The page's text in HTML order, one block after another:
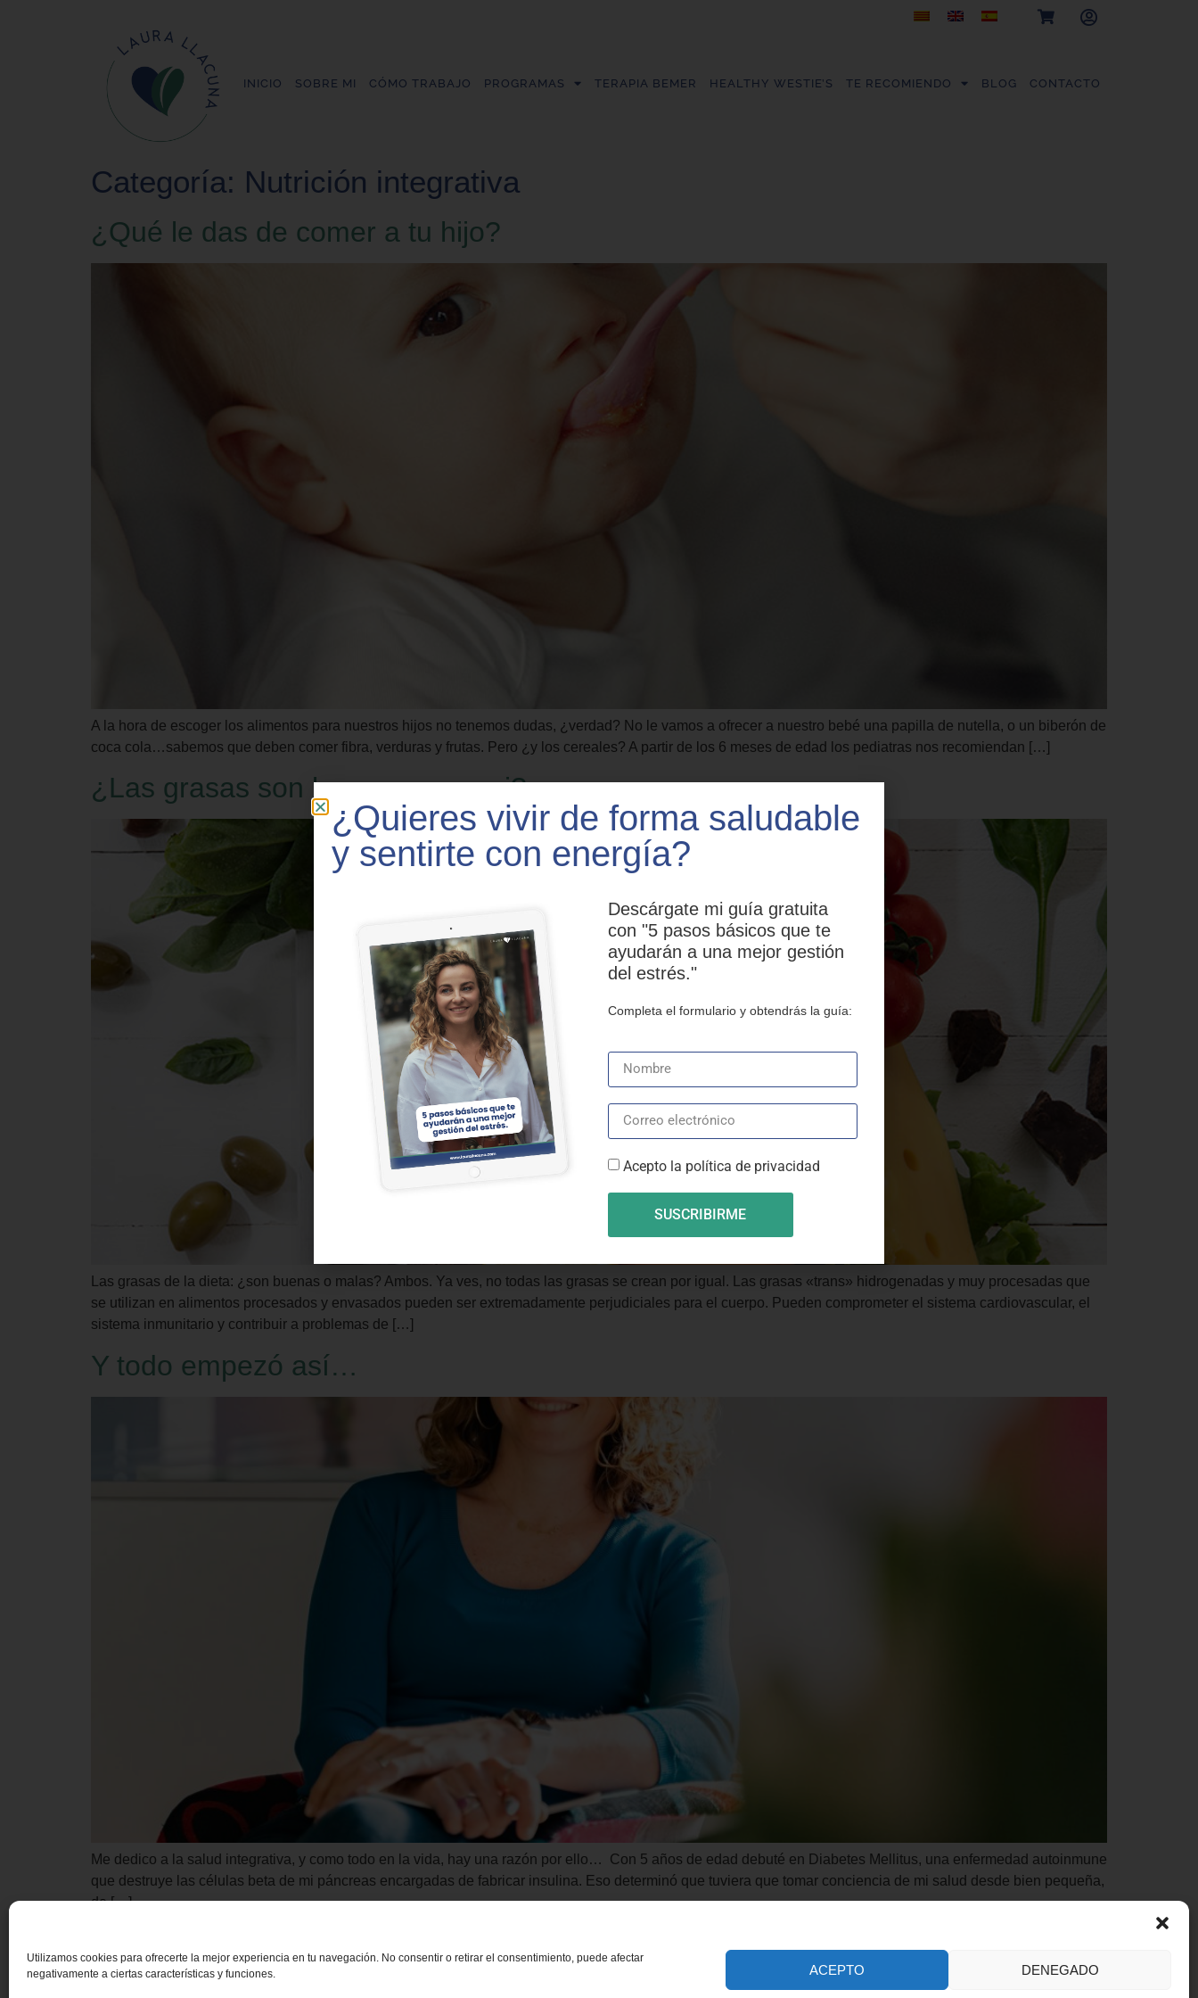
Utilizamos cookies para ofrecerte la mejor experiencia en tu navegación. No consentir o retirar el consentimiento, puede afectar
negativamente a ciertas características y funciones.
ACEPTO DENEGADO
INICIO SOBRE MI CÓMO TRABAJO PROGRAMAS TERAPIA BEMER HEALTHY WESTIE’S TE RECOMIENDO BLOG CONTACTO
Categoría: Nutrición integrativa
¿Qué le das de comer a tu hijo?
A la hora de escoger los alimentos para nuestros hijos no tenemos dudas, ¿verdad? No le vamos a ofrecer a nuestro bebé una papilla de nutella, o un biberón de
coca cola…sabemos que deben comer fibra, verduras y frutas. Pero ¿y los cereales? A partir de los 6 meses de edad los pediatras nos recomiendan […]
¿Las grasas son buenas para mi?
Las grasas de la dieta: ¿son buenas o malas? Ambos. Ya ves, no todas las grasas se crean por igual. Las grasas «trans» hidrogenadas y muy procesadas que
se utilizan en alimentos procesados y envasados ​​pueden ser extremadamente perjudiciales para el cuerpo. Pueden comprometer el sistema cardiovascular, el
sistema inmunitario y contribuir a problemas de […]
Y todo empezó así…
Me dedico a la salud integrativa, y como todo en la vida, hay una razón por ello… Con 5 años de edad debuté en Diabetes Mellitus, una enfermedad autoinmune
que destruye las células beta de mi páncreas encargadas de fabricar insulina. Eso determinó que tuviera que tomar conciencia de mi salud desde bien pequeña,
de […]
¿Quieres vivir de forma saludable
y sentirte con energía?
Descárgate mi guía gratuita
con "5 pasos básicos que te
ayudarán a una mejor gestión
del estrés."
Completa el formulario y obtendrás la guía:
Acepto la política de privacidad
SUSCRIBIRME